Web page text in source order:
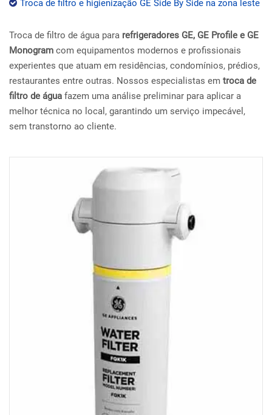
Troca de filtro e higienização GE Side By Side na zona leste
Troca de filtro de água para refrigeradores GE, GE Profile e GE
Monogram com equipamentos modernos e profissionais
experientes que atuam em residências, condomínios, prédios,
restaurantes entre outras. Nossos especialistas em troca de
filtro de água fazem uma análise preliminar para aplicar a
melhor técnica no local, garantindo um serviço impecável,
sem transtorno ao cliente.